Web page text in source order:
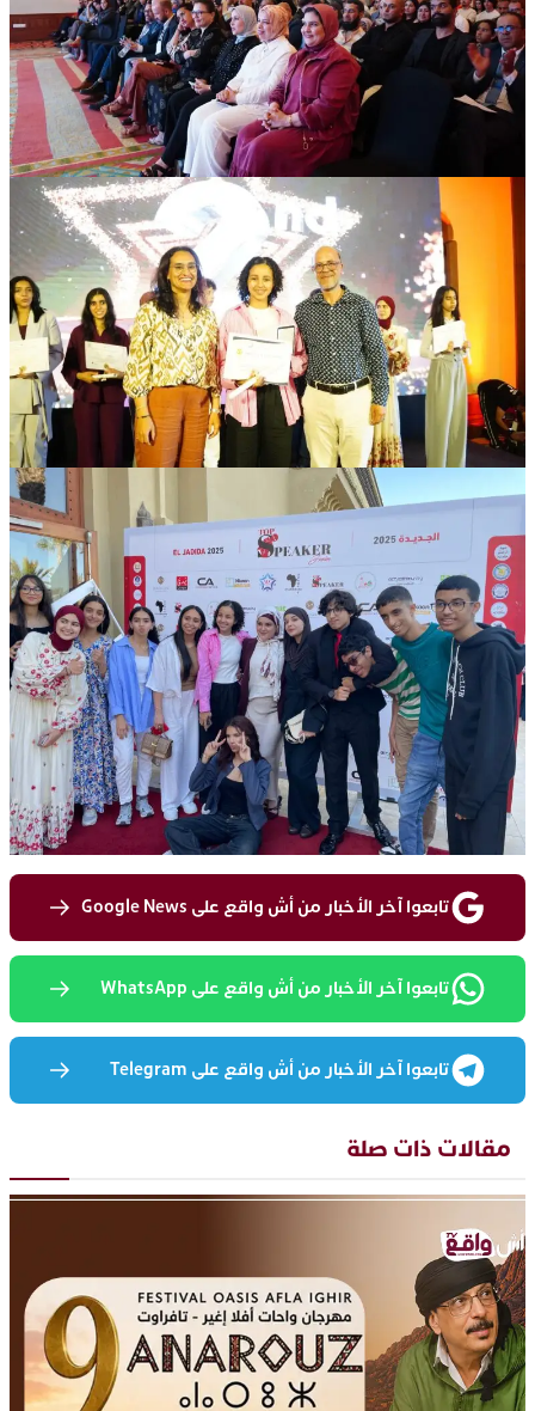
تابعوا آخر الأخبار من أش واقع على Google News
تابعوا آخر الأخبار من أش واقع على WhatsApp
تابعوا آخر الأخبار من أش واقع على Telegram
مقالات ذات صلة